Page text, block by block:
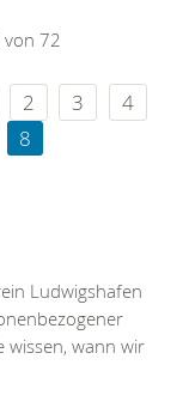
von 72
2 3
4
8
Ludwigshafen
wissen, wann wir